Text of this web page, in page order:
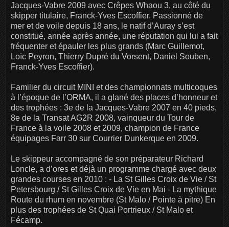
Jacques-Vabre 2009 avec Crêpes Whaou 3, au côté du
skipper titulaire, Franck-Yves Escoffier. Passionné de
mer et de voile depuis 18 ans, le natif d’Auray s’est
constitué, année après année, une réputation qui lui a fait
fréquenter et épauler les plus grands (Marc Guillemot,
Loïc Peyron, Thierry Dupré du Vorsent, Daniel Souben,
Franck-Yves Escoffier).
Familier du circuit MINI et des championnats multicoques
à l’époque de l’ORMA, il a glané des places d’honneur et
des trophées : 3e de la Jacques-Vabre 2007 en 40 pieds,
8e de la Transat AG2R 2008, vainqueur du Tour de
France à la voile 2008 et 2009, champion de France
équipages Farr 30 sur Courrier Dunkerque en 2009.
Le skippeur accompagné de son préparateur Richard
Loncle, a d’ores et déjà un programme chargé avec deux
grandes courses en 2010 : - La St Gilles Croix de Vie / St
Petersbourg / St Gilles Croix de Vie en Mai - La mythique
Route du rhum en novembre (St Malo / Pointe à pitre) En
plus des trophées de St Quai Portrieux / St Malo et
Fécamp.